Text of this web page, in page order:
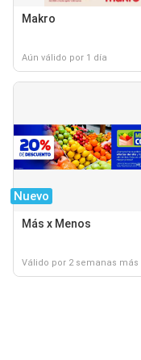
Makro
Aún válido por 1 día
Nuevo
Más x Menos
Válido por 2 semanas más